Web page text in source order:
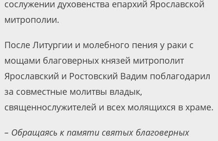
сослужении духовенства епархий Ярославской
митрополии.
После Литургии и молебного пения у раки с
мощами благоверных князей митрополит
Ярославский и Ростовский Вадим поблагодарил
за совместные молитвы владык,
священнослужителей и всех молящихся в храме.
– Обращаясь к памяти святых благоверных